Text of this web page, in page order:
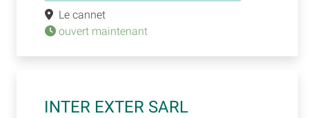
Le cannet
ouvert maintenant
INTER EXTER SARL